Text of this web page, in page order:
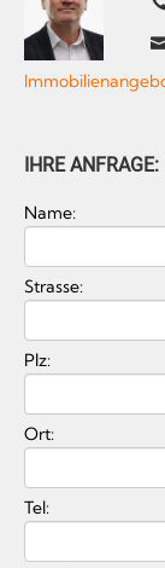
IHRE ANFRAGE:
Name:
Strasse:
Plz:
Ort:
Tel: